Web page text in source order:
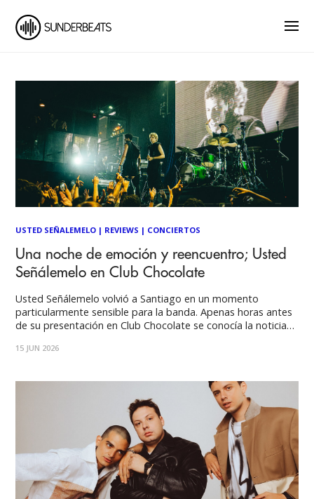
USTED SEÑALEMELO | REVIEWS | CONCIERTOS
Una noche de emoción y reencuentro; Usted
Señálemelo en Club Chocolate
Usted Señálemelo volvió a Santiago en un momento
particularmente sensible para la banda. Apenas horas antes
de su presentación en Club Chocolate se conocía la noticia
guionista y amigo cercano del grupo, quien perdió la vida en
15 JUN 2026